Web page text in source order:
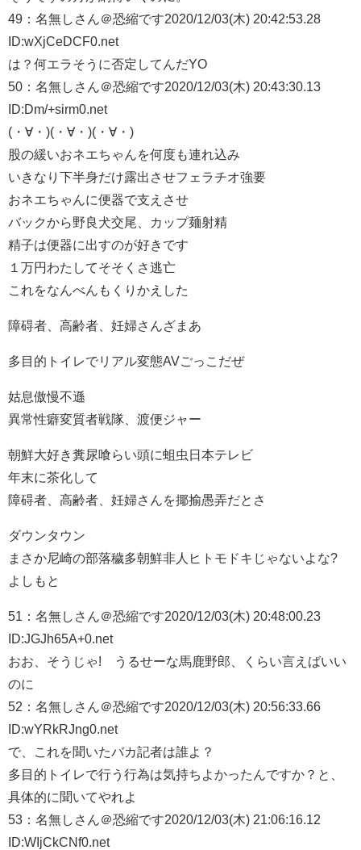
49： 名無しさん＠恐縮です2020/12/03(木) 20:42:53.28
ID:wXjCeDCF0.net
は？何エラそうに否定してんだYO
50： 名無しさん＠恐縮です2020/12/03(木) 20:43:30.13
ID:Dm/+sirm0.net
(・∀・)(・∀・)(・∀・)
股の緩いおネエちゃんを何度も連れ込み
いきなり下半身だけ露出させフェラチオ強要
おネエちゃんに便器で支えさせ
バックから野良犬交尾、カップ麺射精
精子は便器に出すのが好きです
１万円わたしてそそくさ逃亡
これをなんべんもくりかえした
障碍者、高齢者、妊婦さんざまあ
多目的トイレでリアル変態AVごっこだぜ
姑息傲慢不遜
異常性癖変質者戦隊、渡便ジャー
朝鮮大好き糞尿喰らい頭に蛆虫日本テレビ
年末に茶化して
障碍者、高齢者、妊婦さんを揶揄愚弄だとさ
ダウンタウン
まさか尼崎の部落穢多朝鮮非人ヒトモドキじゃないよな?
よしもと
51： 名無しさん＠恐縮です2020/12/03(木) 20:48:00.23
ID:JGJh65A+0.net
おお、そうじゃ! うるせーな馬鹿野郎、くらい言えばいい
のに
52： 名無しさん＠恐縮です2020/12/03(木) 20:56:33.66
ID:wYRkRJng0.net
で、これを聞いたバカ記者は誰よ？
多目的トイレで行う行為は気持ちよかったんですか？と、
具体的に聞いてやれよ
53： 名無しさん＠恐縮です2020/12/03(木) 21:06:16.12
ID:WIjCkCNf0.net